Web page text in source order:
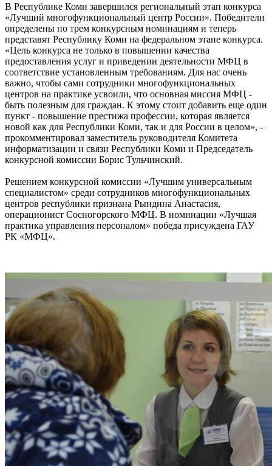
В Республике Коми завершился региональный этап конкурса
«Лучший многофункциональный центр России». Победители
определены по трем конкурсным номинациям и теперь
представят Республику Коми на федеральном этапе конкурса.
«Цель конкурса не только в повышении качества
предоставления услуг и приведении деятельности МФЦ в
соответствие установленным требованиям. Для нас очень
важно, чтобы сами сотрудники многофункциональных
центров на практике усвоили, что основная миссия МФЦ -
быть полезным для граждан. К этому стоит добавить еще один
пункт - повышение престижа профессии, которая является
новой как для Республики Коми, так и для России в целом», -
прокомментировал заместитель руководителя Комитета
информатизации и связи Республики Коми и Председатель
конкурсной комиссии Борис Тульчинский.
Решением конкурсной комиссии «Лучшим универсальным
специалистом» среди сотрудников многофункциональных
центров республики признана Рындина Анастасия,
операционист Сосногорского МФЦ. В номинации «Лучшая
практика управления персоналом» победа присуждена ГАУ
РК «МФЦ».